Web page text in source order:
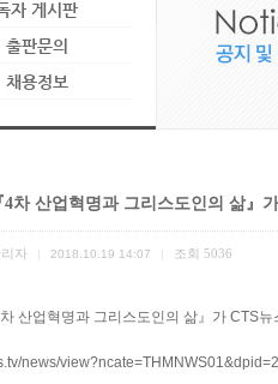
자 게시판
출판문의
채용정보
4차 산업혁명과 그리스도인의 삶』
리자 2018.10.19 14:07 조회 5036
산업혁명과 그리스도인의 삶』가 CTS
news/